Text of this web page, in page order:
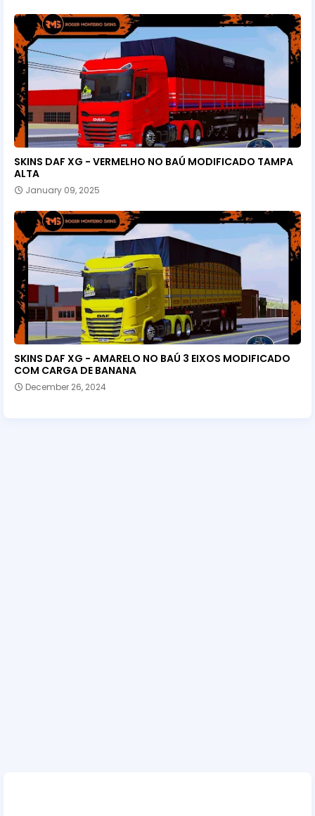
SKINS DAF XG - VERMELHO NO BAÚ MODIFICADO TAMPA
ALTA
January 09, 2025
SKINS DAF XG - AMARELO NO BAÚ 3 EIXOS MODIFICADO
COM CARGA DE BANANA
December 26, 2024